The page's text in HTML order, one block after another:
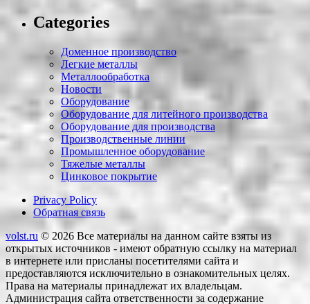
Categories
Доменное производство
Легкие металлы
Металлообработка
Новости
Оборудование
Оборудование для литейного производства
Оборудование для производства
Производственные линии
Промышленное оборудование
Тяжелые металлы
Цинковое покрытие
Privacy Policy
Обратная связь
volst.ru © 2026 Все материалы на данном сайте взяты из
открытых источников - имеют обратную ссылку на материал
в интернете или присланы посетителями сайта и
предоставляются исключительно в ознакомительных целях.
Права на материалы принадлежат их владельцам.
Администрация сайта ответственности за содержание